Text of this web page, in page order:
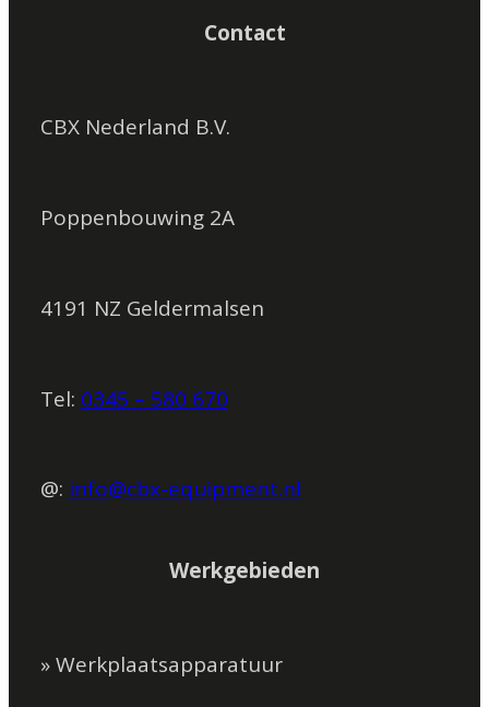
Contact
CBX Nederland B.V.
Poppenbouwing 2A
4191 NZ Geldermalsen
Tel: 0345 – 580 670
@: info@cbx-equipment.nl
Werkgebieden
» Werkplaatsapparatuur